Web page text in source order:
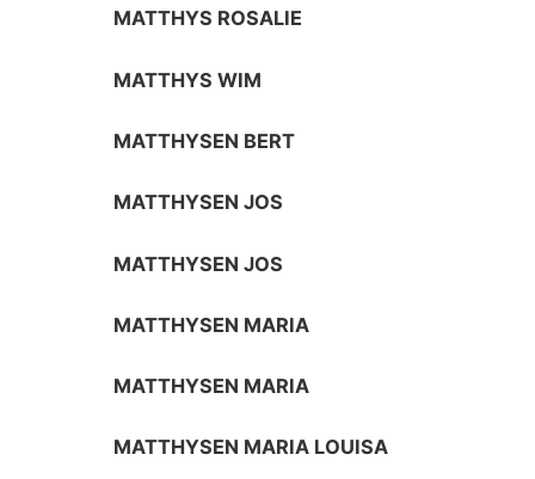
MATTHYS ROSALIE
MATTHYS WIM
MATTHYSEN BERT
MATTHYSEN JOS
MATTHYSEN JOS
MATTHYSEN MARIA
MATTHYSEN MARIA
MATTHYSEN MARIA LOUISA